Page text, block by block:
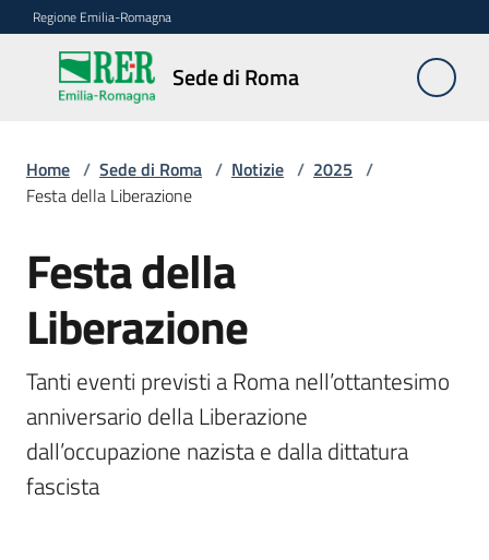
Vai al contenuto
Vai alla navigazione
Vai al footer
Regione Emilia-Romagna
Sede di Roma
Sede
di
Servizi
della
Conferenze
interistituzionali
Home / Sede di Roma / Notizie / 2025 /
Festa della Liberazione
Salta al contenuto
Festa della
Liberazione
Tanti eventi previsti a Roma nell’ottantesimo
anniversario della Liberazione
dall’occupazione nazista e dalla dittatura
fascista